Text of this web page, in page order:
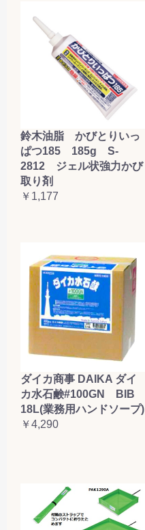
鈴木油脂 かびとりいっ
ぱつ185 185g S-
2812 ジェル状強力かび
取り剤
￥1,177
ダイカ商事 DAIKA ダイ
カ水石鹸#100GN BIB
18L(業務用ハンドソープ)
￥4,290